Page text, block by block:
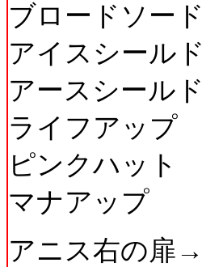
ブロードソード
アイスシールド
アースシールド
ライフアップ
ピンクハット
マナアップ
アニス右の扉→